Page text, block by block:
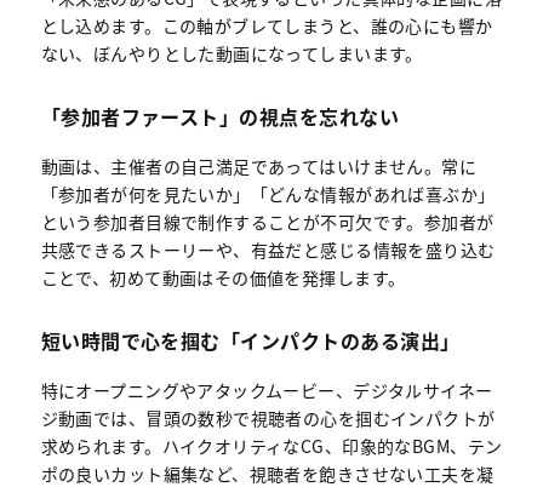
とし込めます。この軸がブレてしまうと、誰の心にも響か
ない、ぼんやりとした動画になってしまいます。
「参加者ファースト」の視点を忘れない
動画は、主催者の自己満足であってはいけません。常に
「参加者が何を見たいか」「どんな情報があれば喜ぶか」
という参加者目線で制作することが不可欠です。参加者が
共感できるストーリーや、有益だと感じる情報を盛り込む
ことで、初めて動画はその価値を発揮します。
短い時間で心を掴む「インパクトのある演出」
特にオープニングやアタックムービー、デジタルサイネー
ジ動画では、冒頭の数秒で視聴者の心を掴むインパクトが
求められます。ハイクオリティなCG、印象的なBGM、テン
ポの良いカット編集など、視聴者を飽きさせない工夫を凝